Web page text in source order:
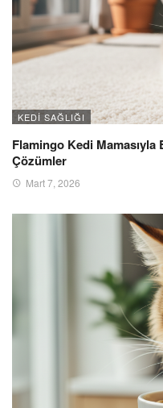
KEDI SAĞLIĞI
Flamingo Kedi
Çözümler
Mart 7, 2026